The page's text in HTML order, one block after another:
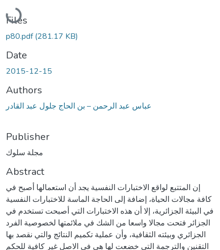
Files
p80.pdf(281.17 KB)
Date
2015-12-15
Authors
عباس عبد الرحمن – بن الحاج جلول عبد القادر
Publisher
مجلة سلوك
Abstract
إن المتتبع لواقع الاختبارات النفسية يجد أن استعمالها أصبح في
كافة مجالات الحياة، إضافة إلى الحاجة الماسة للاختبارات النفسية
في البيئة الجزائرية، إلا أن هذه الاختبارات التي أصبحت تستخدم في
الجزائر فتحت مجالا واسعا من الشك في ملائمتها لخصوصية الفرد
الجزائري وبيئته الثقافية، وأن عملية تكميم النتائج والتي نقصد بها
التقنين والترجمة التي خضعت لها هي في الاصل غير كافية للحكم